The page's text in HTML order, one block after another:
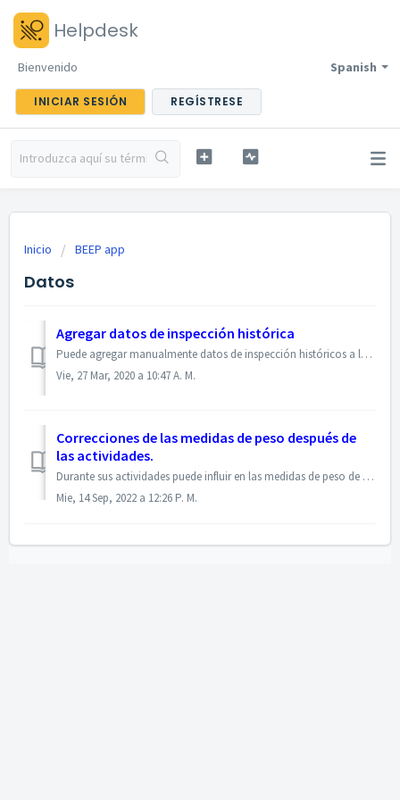
Helpdesk
Spanish
Bienvenido
INICIAR SESIÓN REGÍSTRESE
Inicio BEEP app
Datos
Agregar datos de inspección histórica
Puede agregar manualmente datos de inspección históricos a la aplicación BEEP. Cuando agrega datos, puede establecer la fecha deseada que puede estar en el ...
Vie, 27 Mar, 2020 a 10:47 A. M.
Correcciones de las medidas de peso después de
las actividades.
Durante sus actividades puede influir en las medidas de peso de la base BEEP. Las medidas de peso no se corrigen automáticamente, pero puede agregar una not...
Mie, 14 Sep, 2022 a 12:26 P. M.